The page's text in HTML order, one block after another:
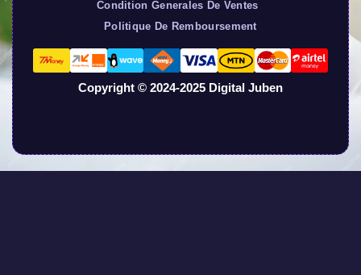
Condition Generales De Ventes
Politique De Remboursement
Copyright © 2024-2025 Digital Juben